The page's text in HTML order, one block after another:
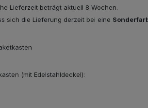
Lieferzeit beträgt aktuell 8 Wochen.
sich die Lieferung derzeit bei eine
(mit Edelstahldeckel):